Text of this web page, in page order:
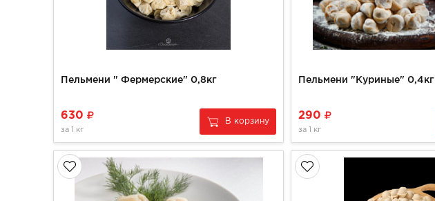
Пельмени " Фермерские" 0,8кг
630
за 1 кг
В корзину
Пельмени "Куриные" 0,4кг
290
за 1 кг